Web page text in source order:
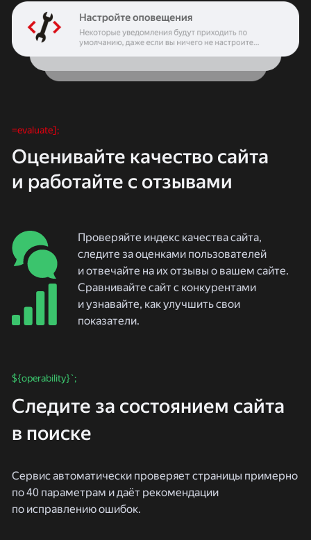
=evaluate];
Оценивайте качество сайта
и работайте с отзывами
Проверяйте индекс качества сайта,
следите за оценками пользователей
и отвечайте на их отзывы о вашем сайте.
Сравнивайте сайт с конкурентами
и узнавайте, как улучшить свои
показатели.
${operability}`;
Следите за состоянием сайта
в поиске
Сервис автоматически проверяет страницы примерно
по 40 параметрам и даёт рекомендации
по исправлению ошибок.